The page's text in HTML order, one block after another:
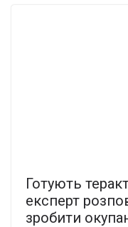
Готують
експерт
зробити